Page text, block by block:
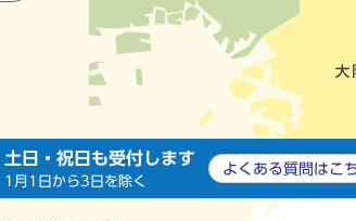
土日・祝日も受付します
1月1日から3日を除く
よくある質問は こ